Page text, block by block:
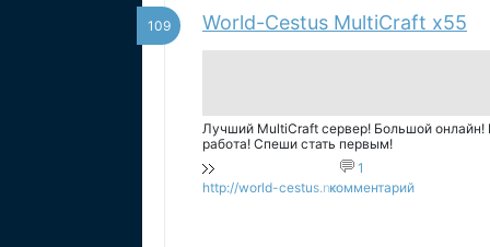
109 World-Cestus MultiCraft x55
Лучший MultiCraft сервер! Большой онлайн!
работа! Спеши стать первым!
http://world-cestus.net
1
комментарий